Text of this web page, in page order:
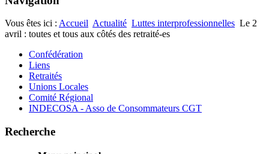
Vous êtes ici : Accueil Actualité Luttes interprofessionnelles Le 2
avril : toutes et tous aux côtés des retraité-es
Confédération
Liens
Retraités
Unions Locales
Comité Régional
INDECOSA - Asso de Consommateurs CGT
Recherche